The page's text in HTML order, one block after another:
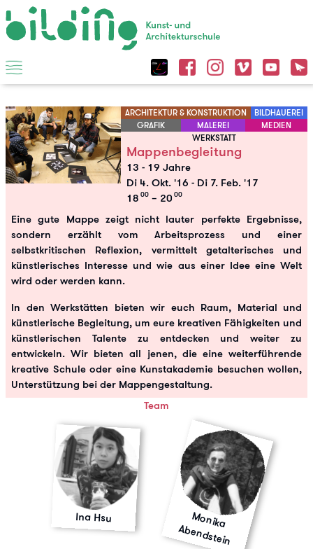
ARCHITEKTUR & KONSTRUKTION
BILDHAUEREI
GRAFIK
MALEREI
MEDIEN
WERKSTATT
Mappenbegleitung
13 - 19 Jahre
Di 4. Okt. '16 - Di 7. Feb. '17
18 00 – 20 00
Eine gute Mappe zeigt nicht lauter perfekte Ergebnisse,
sondern erzählt vom Arbeitsprozess und einer
selbstkritischen Reflexion, vermittelt getalterisches und
künstlerisches Interesse und wie aus einer Idee eine Welt
wird oder werden kann.
In den Werkstätten bieten wir euch Raum, Material und
künstlerische Begleitung, um eure kreativen Fähigkeiten und
künstlerischen Talente zu entdecken und weiter zu
entwickeln. Wir bieten all jenen, die eine weiterführende
kreative Schule oder eine Kunstakademie besuchen wollen,
Unterstützung bei der Mappengestaltung.
Team
Ina Hsu M
o
n
ika
A
b
e
n
d
ste
in